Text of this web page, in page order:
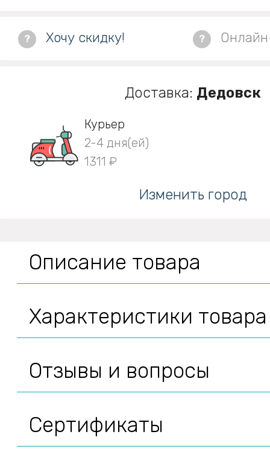
? Хочу скидку! ?
Доставка: Дедовск
Курьер
2-4 дня(ей)
1311 ₽
Изменить город
Описание товара
Характеристики товара
Отзывы и вопросы
Сертификаты